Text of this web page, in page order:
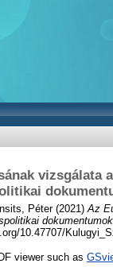
vizsgálata
Péter(2021) Az
dokumentumok
10.47707/
viewer such as